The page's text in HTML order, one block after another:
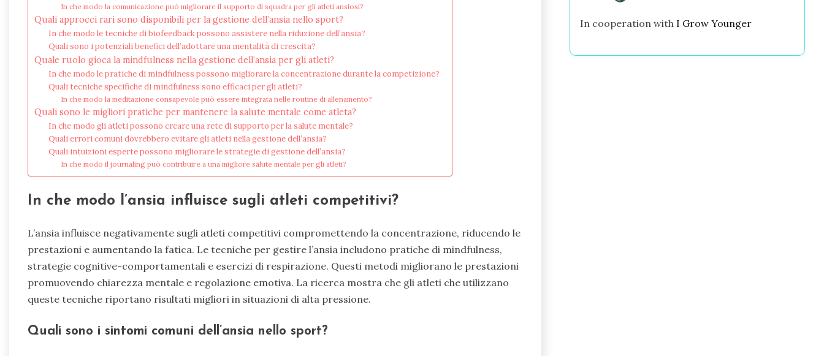
In che modo la comunicazione può migliorare il supporto di squadra per gli atleti ansiosi?
Quali approcci rari sono disponibili per la gestione dell’ansia nello sport?
In che modo le tecniche di biofeedback possono assistere nella riduzione dell’ansia?
Quali sono i potenziali benefici dell’adottare una mentalità di crescita?
Quale ruolo gioca la mindfulness nella gestione dell’ansia per gli atleti?
In che modo le pratiche di mindfulness possono migliorare la concentrazione durante la competizione?
Quali tecniche specifiche di mindfulness sono efficaci per gli atleti?
In che modo la meditazione consapevole può essere integrata nelle routine di allenamento?
Quali sono le migliori pratiche per mantenere la salute mentale come atleta?
In che modo gli atleti possono creare una rete di supporto per la salute mentale?
Quali errori comuni dovrebbero evitare gli atleti nella gestione dell’ansia?
Quali intuizioni esperte possono migliorare le strategie di gestione dell’ansia?
In che modo il journaling può contribuire a una migliore salute mentale per gli atleti?
In che modo l’ansia influisce sugli atleti competitivi?
L’ansia influisce negativamente sugli atleti competitivi compromettendo la concentrazione, riducendo le
prestazioni e aumentando la fatica. Le tecniche per gestire l’ansia includono pratiche di mindfulness,
strategie cognitive-comportamentali e esercizi di respirazione. Questi metodi migliorano le prestazioni
promuovendo chiarezza mentale e regolazione emotiva. La ricerca mostra che gli atleti che utilizzano
queste tecniche riportano risultati migliori in situazioni di alta pressione.
Quali sono i sintomi comuni dell’ansia nello sport?
In cooperation with I Grow Younger